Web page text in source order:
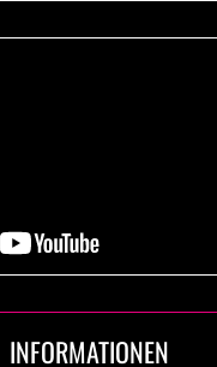
INFORMATIONEN